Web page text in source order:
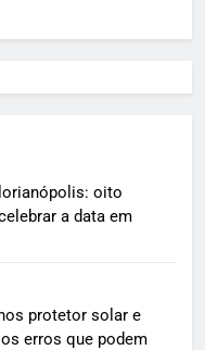
oito
a data em
protetor solar e
erros que podem